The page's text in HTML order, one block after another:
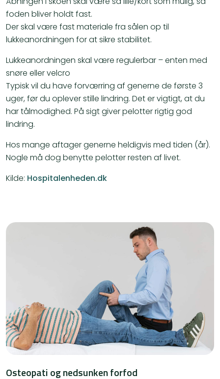
foden bliver holdt fast.
Der skal være fast materiale fra sålen op til
lukkeanordningen for at sikre stabilitet.
Lukkeanordningen skal være regulerbar – enten med
snøre eller velcro
Typisk vil du have forværring af generne de første 3
uger, før du oplever stille lindring. Det er vigtigt, at du
har tålmodighed. På sigt giver pelotter rigtig god
lindring.
Hos mange aftager generne heldigvis med tiden (år).
Nogle må dog benytte pelotter resten af livet.
Kilde: Hospitalenheden.dk
Osteopati og nedsunken forfod